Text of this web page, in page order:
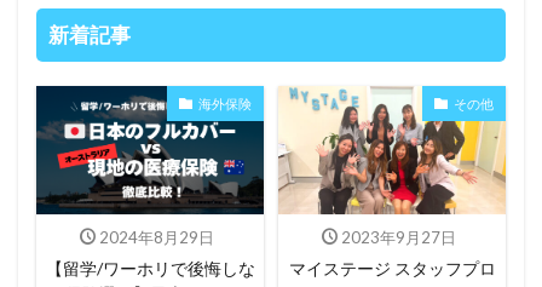
新着記事
海外保険
2024年8月29日
【留学/ワーホリで後悔しな
その他
2023年9月27日
マイステージ スタッフプロ